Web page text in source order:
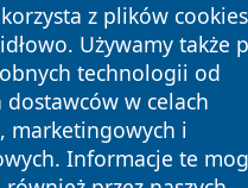
z plików
Używamy także
technologii od
dostawców w celach
marketingowych i
Informacje te
Wszystkie prawa